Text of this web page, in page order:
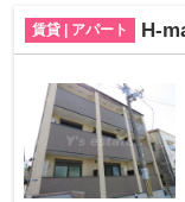
賃貸 | アパート H-